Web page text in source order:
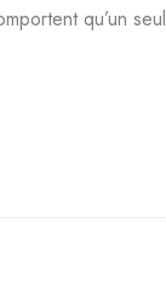
qu’un seul